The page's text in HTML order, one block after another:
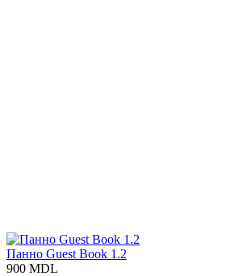
Панно Guest Book 1.2
900 MDL